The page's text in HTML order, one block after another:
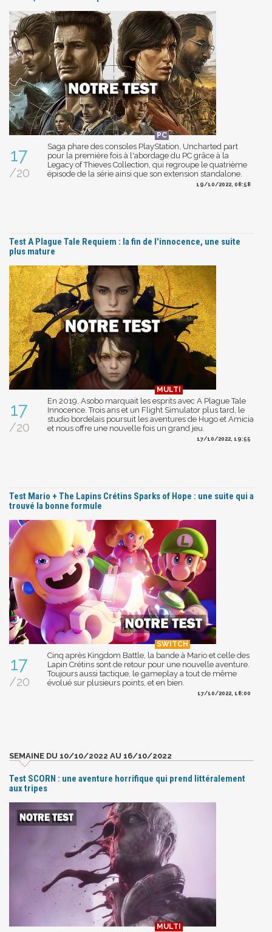
17
/20
Saga phare des consoles PlayStation, Uncharted part
pour la première fois à l'abordage du PC grâce à la
Legacy of Thieves Collection, qui regroupe le quatrième
épisode de la série ainsi que son extension standalone.
19/10/2022, 08:58
Test A Plague Tale Requiem : la fin de l'innocence, une suite
plus mature
17
/20
En 2019, Asobo marquait les esprits avec A Plague Tale
Innocence. Trois ans et un Flight Simulator plus tard, le
studio bordelais poursuit les aventures de Hugo et Amicia
et nous offre une nouvelle fois un grand jeu.
17/10/2022, 19:55
Test Mario + The Lapins Crétins Sparks of Hope : une suite qui a
trouvé la bonne formule
17
/20
Cinq après Kingdom Battle, la bande à Mario et celle des
Lapin Crétins sont de retour pour une nouvelle aventure.
Toujours aussi tactique, le gameplay a tout de même
évolué sur plusieurs points, et en bien.
17/10/2022, 18:00
SEMAINE DU 10/10/2022 AU 16/10/2022
Test SCORN : une aventure horrifique qui prend littéralement
aux tripes